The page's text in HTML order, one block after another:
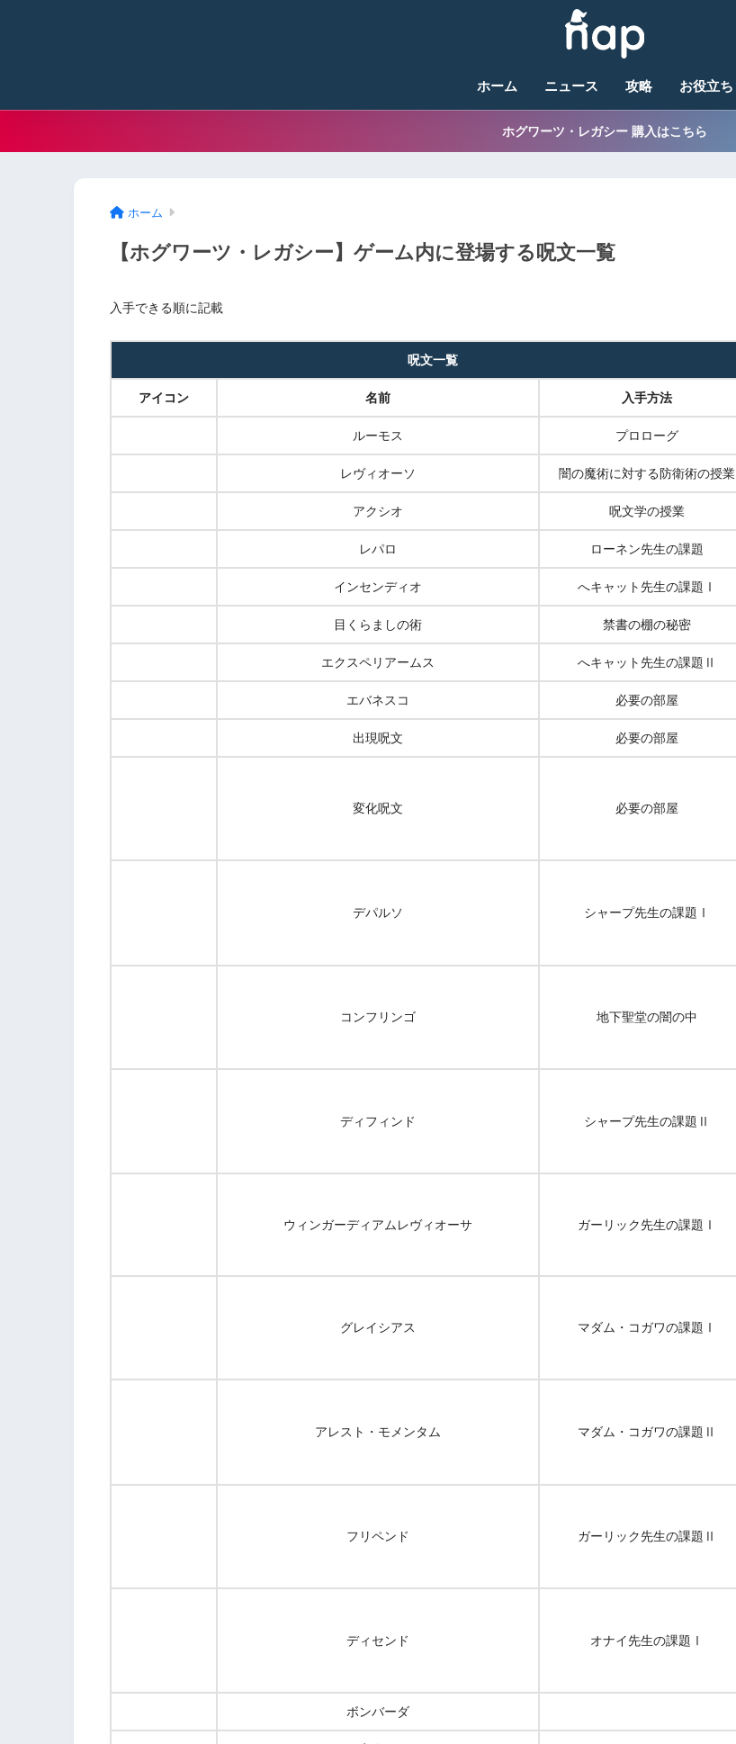
ホーム ニュース 攻略 お役立ち
ホグワーツ・レガシー 購入はこちら
ホーム
【ホグワーツ・レガシー】ゲーム内に登場する呪文一覧
入手できる順に記載
呪文一覧
アイコン 名前 入手方法
ルーモス プロローグ
レヴィオーソ 闇の魔術に対する防衛術の授業
アクシオ 呪文学の授業
レパロ ローネン先生の課題
インセンディオ へキャット先生の課題Ⅰ
目くらましの術 禁書の棚の秘密
エクスペリアームス へキャット先生の課題Ⅱ
エバネスコ 必要の部屋
出現呪文 必要の部屋
変化呪文 必要の部屋
デパルソ シャープ先生の課題Ⅰ
コンフリンゴ 地下聖堂の闇の中
ディフィンド シャープ先生の課題Ⅱ
ウィンガーディアムレヴィオーサ ガーリック先生の課題Ⅰ
グレイシアス マダム・コガワの課題Ⅰ
アレスト・モメンタム マダム・コガワの課題Ⅱ
フリペンド ガーリック先生の課題Ⅱ
ディセンド オナイ先生の課題Ⅰ
ボンバーダ